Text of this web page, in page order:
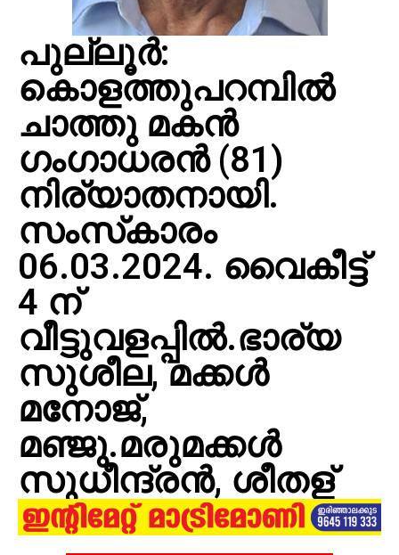
പുല്ലൂര്‍:
കൊളത്തുപറമ്പില്‍
ചാത്തു മകന്‍
ഗംഗാധരന്‍ (81)
നിര്യാതനായി.
സംസ്‌കാരം
06.03.2024. വൈകീട്ട്
4 ന്
വീട്ടുവളപ്പില്‍.ഭാര്യ
സുശീല, മക്കള്‍
മനോജ്,
മഞ്ജു.മരുമക്കള്‍
സുധീന്ദ്രന്‍, ശീതള്